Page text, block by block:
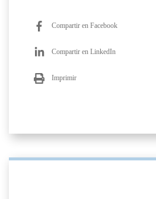
Compartir en Facebook
Compartir en LinkedIn
Imprimir